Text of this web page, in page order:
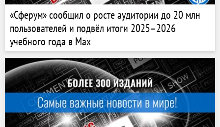
«Сферум» сообщил о росте аудитории до 20 млн
пользователей и подвёл итоги 2025–2026
учебного года в Max